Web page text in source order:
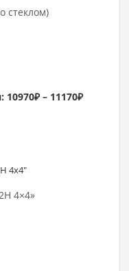
стеклом)
– 11170₽
4×4»